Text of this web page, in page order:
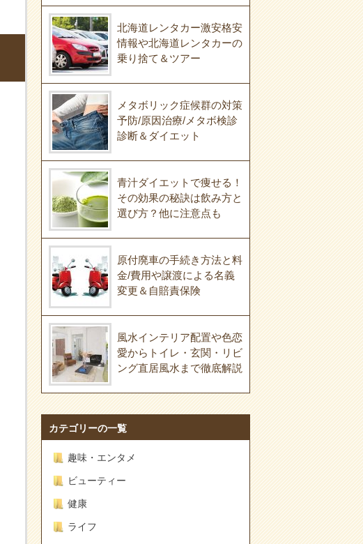
北海道レンタカー激安格安
情報や北海道レンタカーの
乗り捨て＆ツアー
メタボリック症候群の対策
予防/原因治療/メタボ検診
診断＆ダイエット
青汁ダイエットで痩せる！
その効果の秘訣は飲み方と
選び方？他に注意点も
原付廃車の手続き方法と料
金/費用や譲渡による名義
変更＆自賠責保険
風水インテリア配置や色恋
愛からトイレ・玄関・リビ
ング直居風水まで徹底解説
カテゴリーの一覧
趣味・エンタメ
ビューティー
健康
ライフ